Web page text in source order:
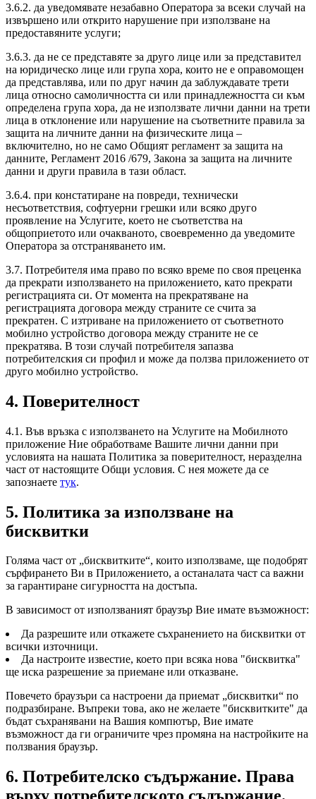
3.6.2. да уведомявате незабавно Оператора за всеки случай на
извършено или открито нарушение при използване на
предоставяните услуги;
3.6.3. да не се представяте за друго лице или за представител
на юридическо лице или група хора, които не е оправомощен
да представлява, или по друг начин да заблуждавате трети
лица относно самоличността си или принадлежността си към
определена група хора, да не използвате лични данни на трети
лица в отклонение или нарушение на съответните правила за
защита на личните данни на физическите лица –
включително, но не само Общият регламент за защита на
данните, Регламент 2016 /679, Закона за защита на личните
данни и други правила в тази област.
3.6.4. при констатиране на повреди, технически
несъответствия, софтуерни грешки или всяко друго
проявление на Услугите, което не съответства на
общоприетото или очакваното, своевременно да уведомите
Оператора за отстраняването им.
3.7. Потребителя има право по всяко време по своя преценка
да прекрати използването на приложението, като прекрати
регистрацията си. От момента на прекратяване на
регистрацията договора между страните се счита за
прекратен. С изтриване на приложението от съответното
мобилно устройство договора между страните не се
прекратява. В този случай потребителя запазва
потребителския си профил и може да ползва приложението от
друго мобилно устройство.
4. Поверителност
4.1. Във връзка с използването на Услугите на Мобилното
приложение Ние обработваме Вашите лични данни при
условията на нашата Политика за поверителност, неразделна
част от настоящите Общи условия. С нея можете да се
запознаете тук.
5. Политика за използване на
бисквитки
Голяма част от „бисквитките“, които използваме, ще подобрят
сърфирането Ви в Приложението, а останалата част са важни
за гарантиране сигурността на достъпа.
В зависимост от използваният браузър Вие имате възможност:
Да разрешите или откажете съхранението на бисквитки от
всички източници.
Да настроите известие, което при всяка нова "бисквитка"
ще иска разрешение за приемане или отказване.
Повечето браузъри са настроени да приемат „бисквитки“ по
подразбиране. Въпреки това, ако не желаете "бисквитките" да
бъдат съхранявани на Вашия компютър, Вие имате
възможност да ги ограничите чрез промяна на настройките на
ползвания браузър.
6. Потребителско съдържание. Права